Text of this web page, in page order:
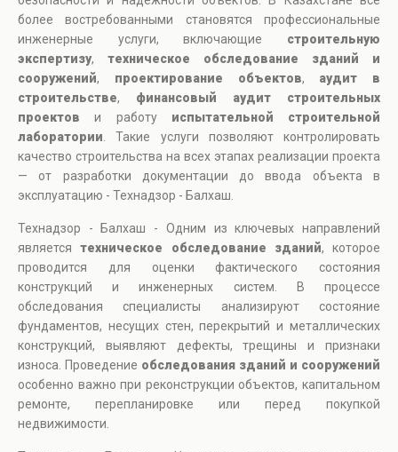
более востребованными становятся профессиональные
инженерные услуги, включающие строительную
экспертизу, техническое обследование зданий и
сооружений, проектирование объектов, аудит в
строительстве, финансовый аудит строительных
проектов и работу испытательной строительной
лаборатории . Такие услуги позволяют контролировать
качество строительства на всех этапах реализации проекта
— от разработки документации до ввода объекта в
эксплуатацию - Технадзор - Балхаш.
Технадзор - Балхаш - Одним из ключевых направлений
являетсятехническое обследование зданий, которое
проводится для оценки фактического состояния
конструкций и инженерных систем. В процессе
обследования специалисты анализируют состояние
фундаментов, несущих стен, перекрытий и металлических
конструкций, выявляют дефекты, трещины и признаки
износа. Проведение обследования зданий и сооружений
особенно важно при реконструкции объектов, капитальном
ремонте, перепланировке или перед покупкой
недвижимости.